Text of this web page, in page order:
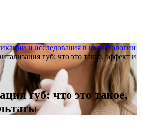
и исследования в косметологии
губ: что это такое, эффект и
губ: что это такое,